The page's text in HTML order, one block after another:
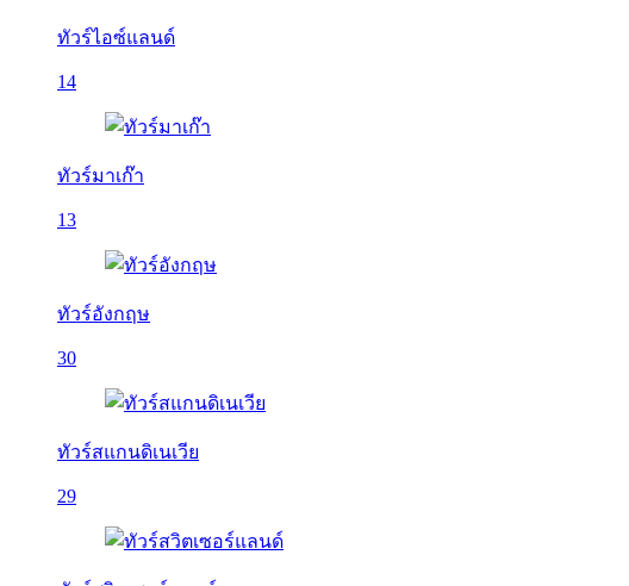
ทัวร์ไอซ์แลนด์
14
ทัวร์มาเก๊า
13
ทัวร์อังกฤษ
30
ทัวร์สแกนดิเนเวีย
29